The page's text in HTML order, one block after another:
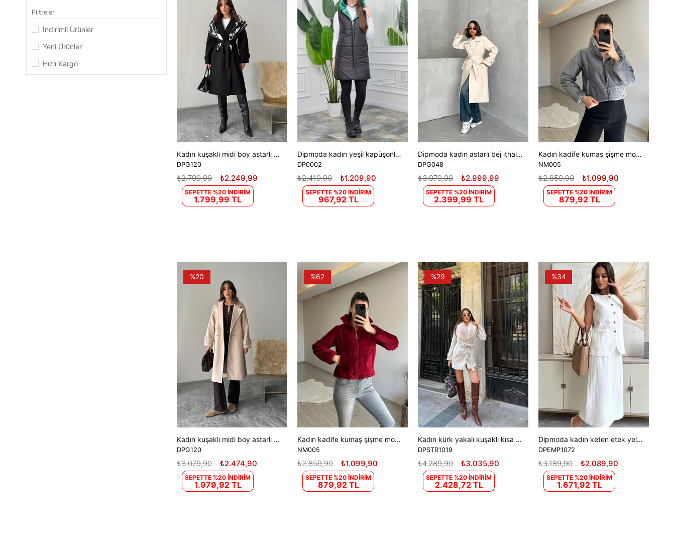
Filtreler
İndirimli Ürünler
Yeni Ürünler
Hızlı Kargo
Kadın kuşaklı midi boy astarlı kaban DPG120
DPG120
₺2.249,99
₺2.799,99
SEPETTE %20 İNDİRİM
1.799,99 TL
Dipmoda kadın yeşil kapüşonlu kapitone çift taraflı yelek DP0002
DP0002
₺1.209,90
₺2.419,90
SEPETTE %20 İNDİRİM
967,92 TL
Dipmoda kadın astarlı bej ithal kaşe kaban DPG048
DPG048
₺2.999,99
₺3.079,90
SEPETTE %20 İNDİRİM
2.399,99 TL
Kadın kadife kumaş şişme mont NM005
NM005
₺1.099,90
₺2.859,90
SEPETTE %20 İNDİRİM
879,92 TL
Kadın kuşaklı midi boy astarlı kaban DPG120
DPG120
₺2.474,90
₺3.079,90
SEPETTE %20 İNDİRİM
1.979,92 TL
%20
Kadın kadife kumaş şişme mont NM005
NM005
₺1.099,90
₺2.859,90
SEPETTE %20 İNDİRİM
879,92 TL
%62
Kadın kürk yakalı kuşaklı kısa boy kaşe kaban DPSTR1019
DPSTR1019
₺3.035,90
₺4.289,90
SEPETTE %20 İNDİRİM
2.428,72 TL
%29
Dipmoda kadın keten etek yelek alt üst ikili takım DPEMP1072
DPEMP1072
₺2.089,90
₺3.189,90
SEPETTE %20 İNDİRİM
1.671,92 TL
%34